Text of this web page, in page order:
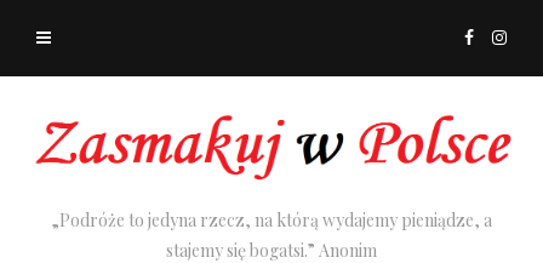
„Podróże to jedyna rzecz, na którą wydajemy pieniądze, a
stajemy się bogatsi.” Anonim